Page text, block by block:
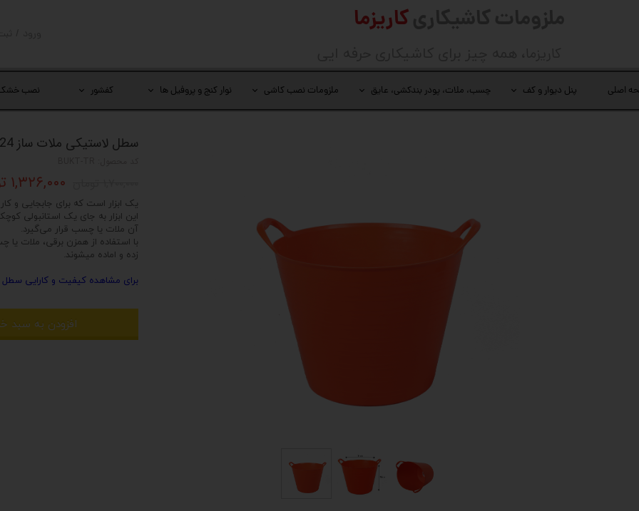
تغییر
خروج
کاریزما
اصلی پنل دیوار و کف چسب، ملات، پودر بندکشی، عایق ملزومات نصب کاشی نوار کنج و پروفیل ها کفشور نصب
سطل لاستیکی ملات ساز 24 لیتری
۱,۳۲۶,۰۰۰ تومان
یک ابزار است که برای جابجایی و
این ابزار به جای یک استانبولی
آن ملات یا چسب قرار می‌گیرد.
با استفاده از همزن برقی، ملات
زده و اماده میشوند.
برای مشاهده کیفیت و کارایی سطل
افزودن به سبد